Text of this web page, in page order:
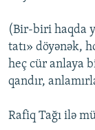
(Bir-biri haqda
tatı» döyənək,
heç cür anlaya
qandır,
Rafiq Tağı ilə